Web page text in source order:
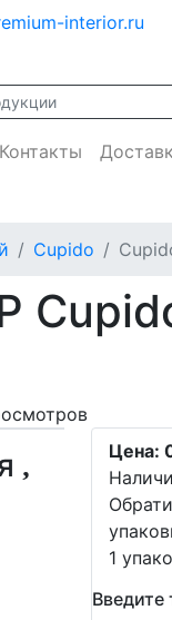
interior.ru
Контакты
Cupido
Цена:
1
Введите